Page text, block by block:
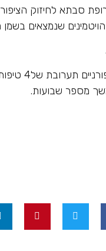
סבתא לחיזוק
שנמצאים בשמן
מספר שבועות.